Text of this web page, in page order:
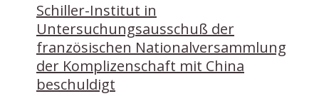
Schiller-Institut in
Untersuchungsausschuß der
französischen Nationalversammlung
der Komplizenschaft mit China
beschuldigt